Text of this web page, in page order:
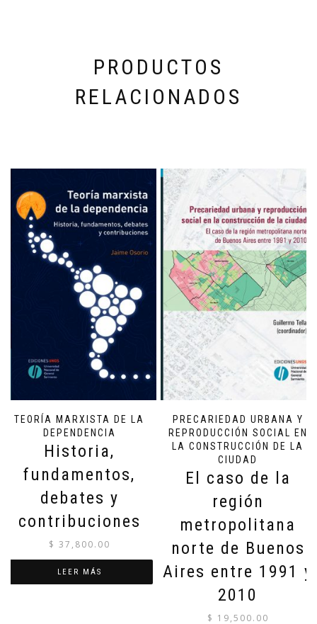
PRODUCTOS
RELACIONADOS
TEORÍA MARXISTA DE LA
DEPENDENCIA
Historia,
fundamentos,
debates y
contribuciones
$ 37,800.00
LEER MÁS
PRECARIEDAD URBANA Y
REPRODUCCIÓN SOCIAL EN
LA CONSTRUCCIÓN DE LA
CIUDAD
El caso de la
región
metropolitana
norte de Buenos
Aires entre 1991 y
2010
$ 19,500.00